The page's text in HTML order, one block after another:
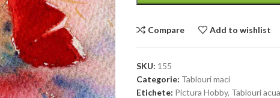
Compare Add to wishlist
SKU: 155
Categorie: Tablouri maci
Etichete: Pictura Hobby, Tablouri